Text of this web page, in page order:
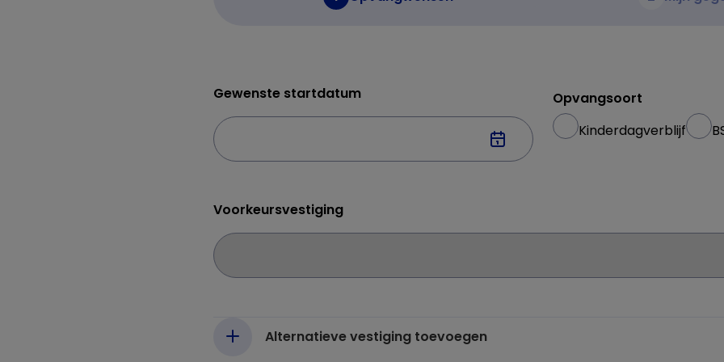
Gewenste startdatum
Opvangsoort
Kinderdagverblijf
Voorkeursvestiging
Alternatieve vestiging toevoegen